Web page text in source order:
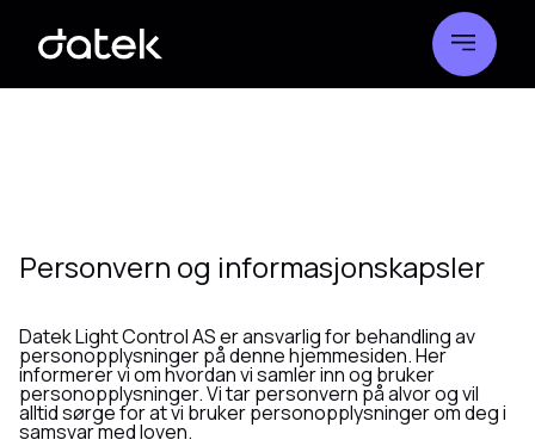
Personvern og informasjonskapsler
Datek Light Control AS er ansvarlig for behandling av
personopplysninger på denne hjemmesiden. Her
informerer vi om hvordan vi samler inn og bruker
personopplysninger. Vi tar personvern på alvor og vil
alltid sørge for at vi bruker personopplysninger om deg i
samsvar med loven.